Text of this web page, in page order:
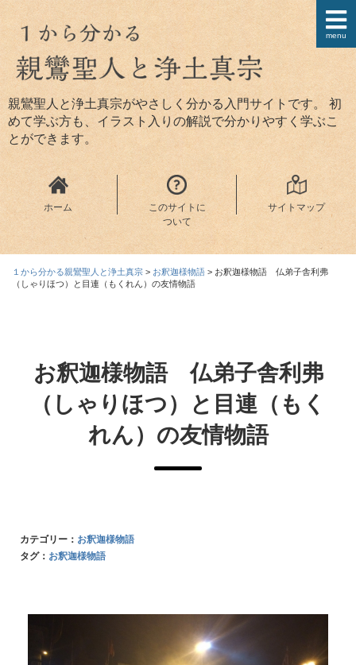
menu
ホーム
このサイトに
ついて
サイトマップ
親鸞聖人と浄土真宗がやさしく分かる入門サイトです。 初
めて学ぶ方も、イラスト入りの解説で分かりやすく学ぶこ
とができます。
１から分かる親鸞聖人と浄土真宗 > お釈迦様物語 > お釈迦様物語 仏弟子舎利弗
（しゃりほつ）と目連（もくれん）の友情物語
お釈迦様物語 仏弟子舎利弗
（しゃりほつ）と目連（もく
れん）の友情物語
カテゴリー： お釈迦様物語
タグ： お釈迦様物語